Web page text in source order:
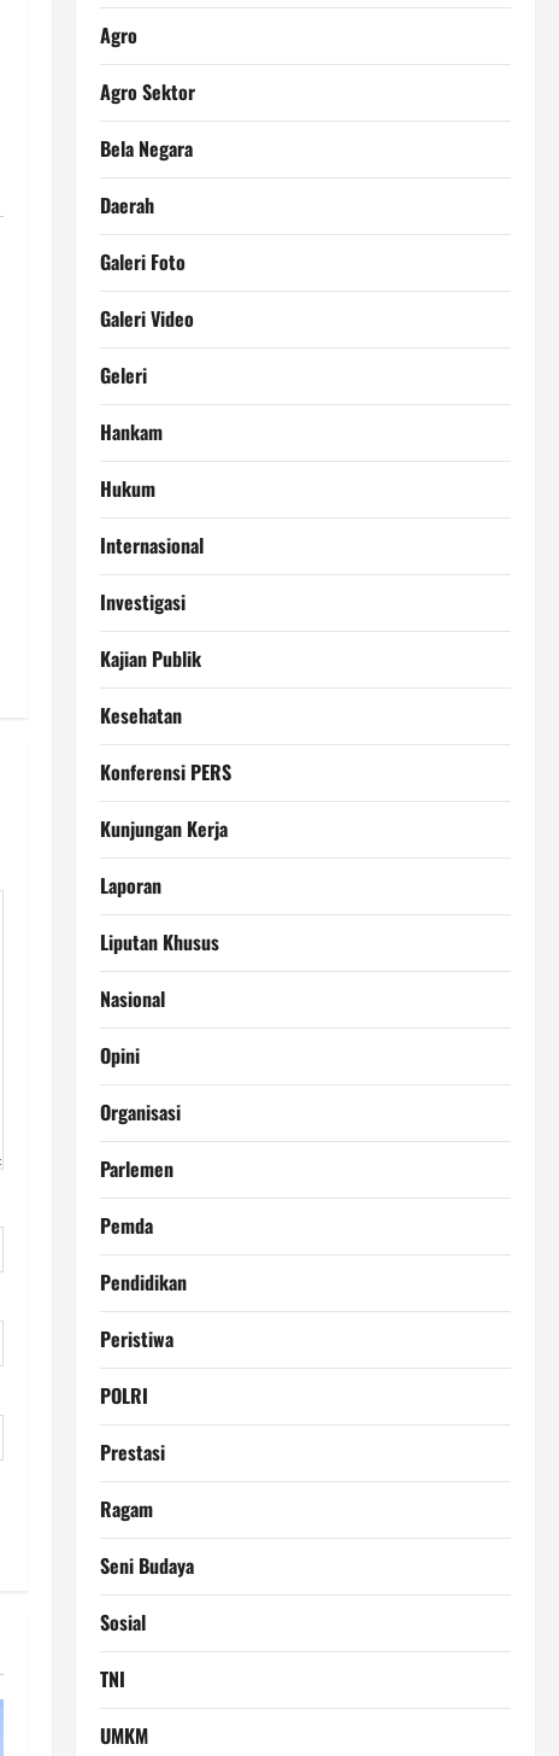
Agro
Agro Sektor
Bela Negara
Daerah
Galeri Foto
Galeri Video
Geleri
Hankam
Hukum
Internasional
Investigasi
Kajian Publik
Kesehatan
Konferensi PERS
Kunjungan Kerja
Laporan
Liputan Khusus
Nasional
Opini
Organisasi
Parlemen
Pemda
Pendidikan
Peristiwa
POLRI
Prestasi
Ragam
Seni Budaya
Sosial
TNI
UMKM